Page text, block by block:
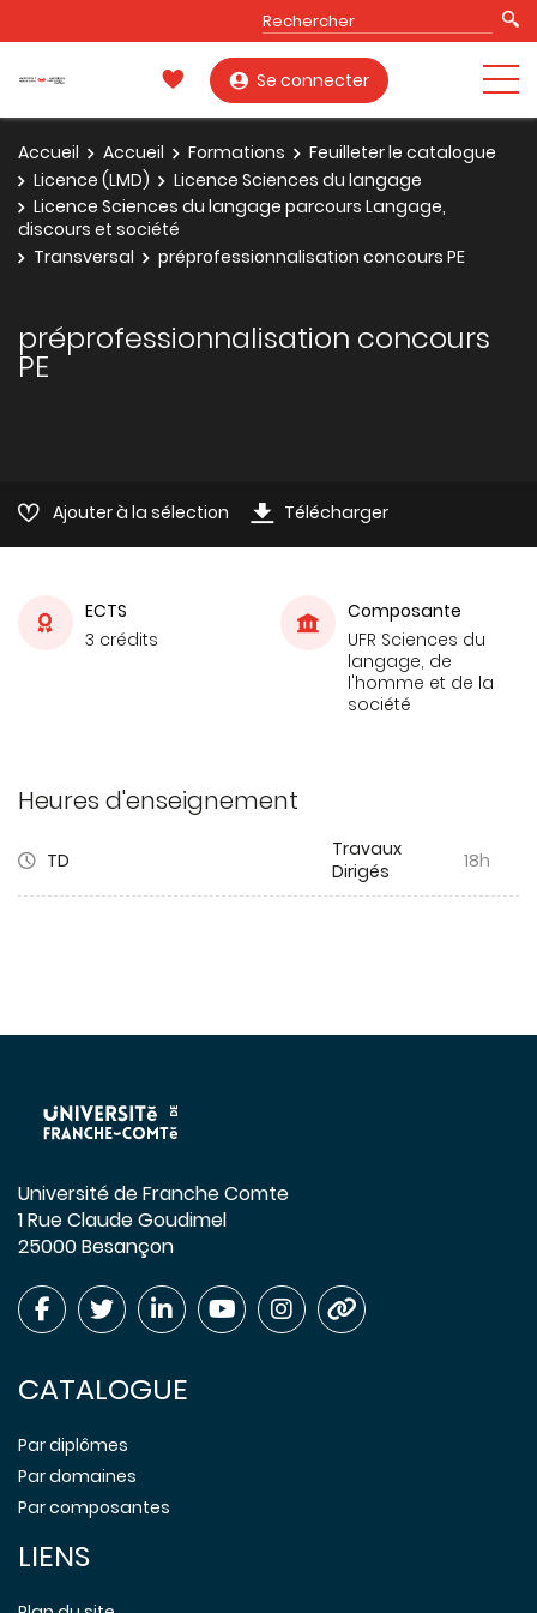
Se connecter
Accueil Accueil Formations
Feuilleter le catalogue
Licence (LMD)
Licence Sciences du langage
Licence Sciences du langage parcours Langage,
discours et société
Transversal
préprofessionnalisation concours PE
préprofessionnalisation concours
PE
Ajouter à la sélection Télécharger
ECTS
3 crédits
Composante
UFR Sciences du
langage, de
l'homme et de la
société
Heures d'enseignement
TD
Travaux
Dirigés
18h
Université de Franche Comte
1 Rue Claude Goudimel
25000 Besançon
CATALOGUE
Par diplômes
Par domaines
Par composantes
LIENS